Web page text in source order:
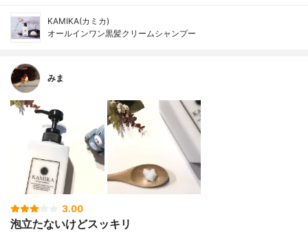
KAMIKA(カミカ)
オールインワン黒髪クリームシャンプー
みま
3.00
泡立たないけどスッキリ